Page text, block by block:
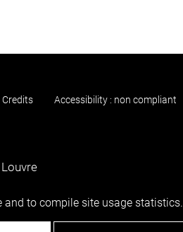
Credits Accessibility : non compliant
to compile site usage statistics.